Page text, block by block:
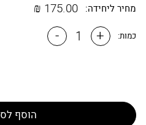
מחיר ליחידה: 175.00
₪
כמות: +
-
הוסף